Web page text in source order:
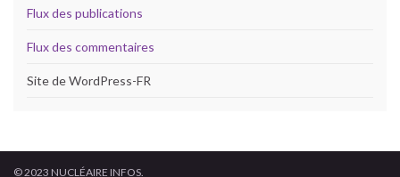
Flux des publications
Flux des commentaires
Site de WordPress-FR
© 2023 NUCLÉAIRE INFOS.